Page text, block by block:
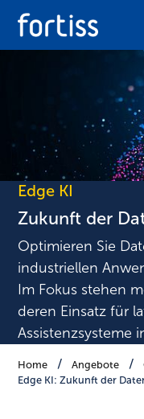
Edge KI
Zukunft der
Optimieren Sie
industriellen
Im Fokus stehen
deren Einsatz für
Assistenzsysteme
Home Angebote
Edge KI: Zukunft der